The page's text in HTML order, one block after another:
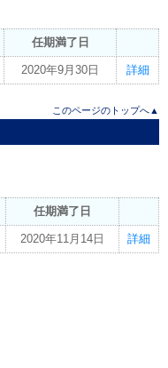
任期満了日
2020年9月30日 詳細
このページのトップへ▲
任期満了日
2020年11月14日 詳細